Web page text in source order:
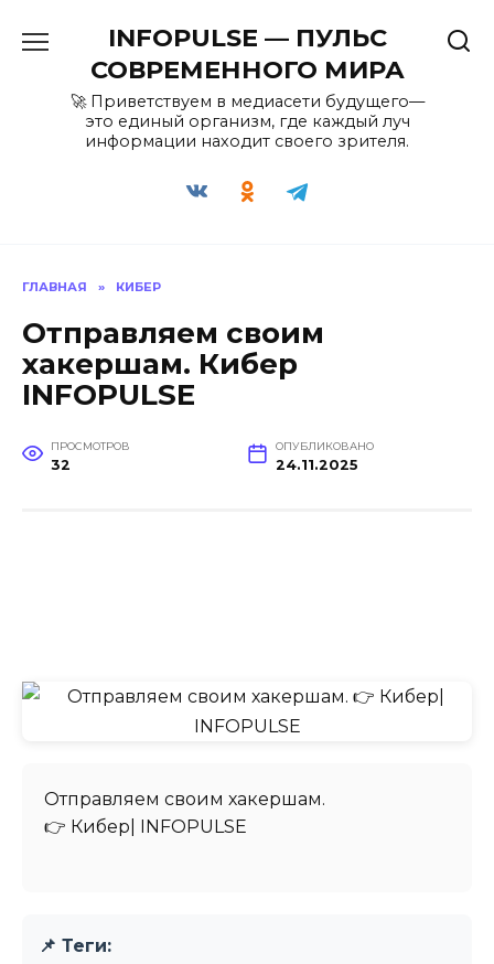
содержанию
INFOPULSE — ПУЛЬС
СОВРЕМЕННОГО МИРА
🚀 Приветствуем в медиасети будущего—
это единый организм, где каждый луч
информации находит своего зрителя.
ГЛАВНАЯ » КИБЕР
Отправляем своим
хакершам. Кибер
INFOPULSE
ПРОСМОТРОВ
32
ОПУБЛИКОВАНО
24.11.2025
Отправляем своим хакершам.
👉 Кибер| INFOPULSE⁩
📌 Теги: